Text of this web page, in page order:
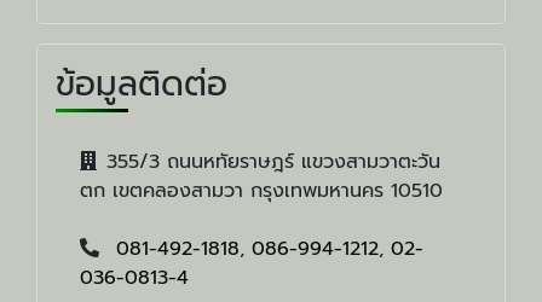
ข้อมูลติดต่อ
355/3 ถนนหทัยราษฎร์ แขวงสามวาตะวัน
ตก เขตคลองสามวา กรุงเทพมหานคร 10510
081-492-1818, 086-994-1212, 02-
036-0813-4